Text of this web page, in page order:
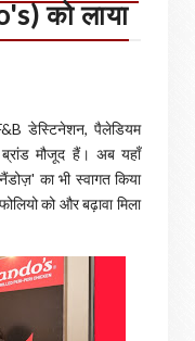
को लाया
डेस्टिनेशन, पैलेडियम
मौजूद हैं। अब यहाँ
का भी स्वागत किया
को और बढ़ावा मिला